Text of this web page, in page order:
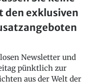
den exklusiven
Newsletter und
pünktlich zur
aus der Welt der